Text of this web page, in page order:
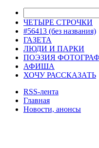
ЧЕТЫРЕ СТРОЧКИ
#56413 (без названия)
ГАЗЕТА
ЛЮДИ И ПАРКИ
ПОЭЗИЯ
АФИША
ХОЧУ РАССКАЗАТЬ
RSS-лента
Главная
Новости, анонсы